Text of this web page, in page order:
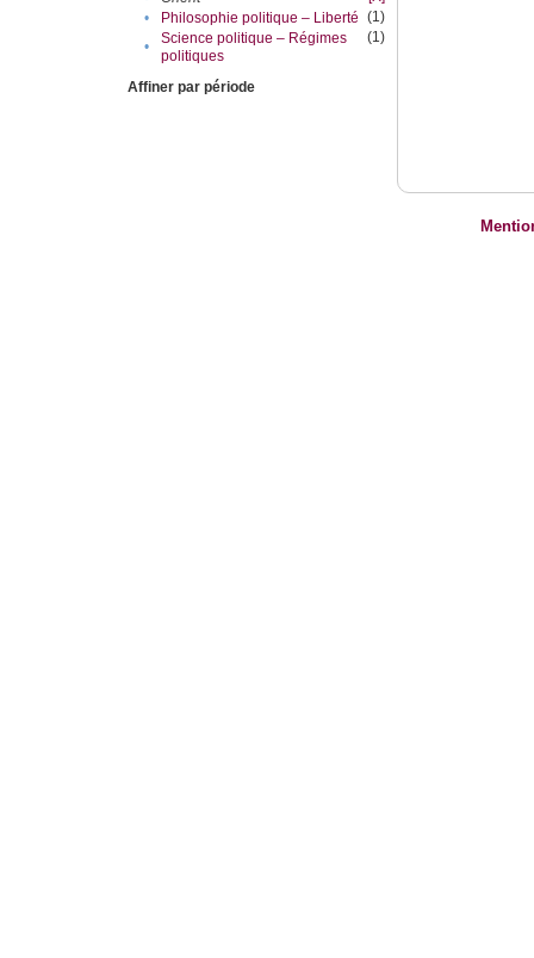
•
Philosophie politique – Liberté (1)
•
Science politique – Régimes
politiques
(1)
Affiner par période